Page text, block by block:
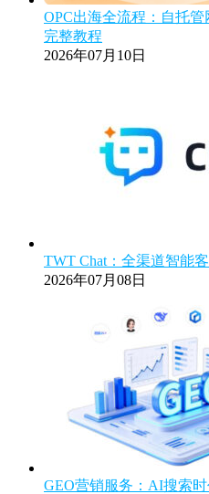
OPC出海全流程：自托
完整教程
2026年07月10日
TWT Chat：全渠道智能
2026年07月08日
GEO营销服务：AI搜索